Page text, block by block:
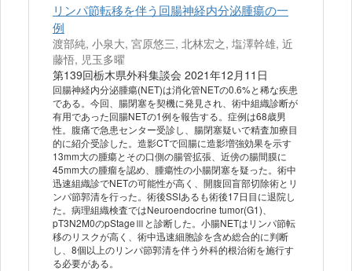
リンパ節転移を伴う回腸神経内分泌腫瘍の一
例
渡部純, 小泉大, 宮原悠三, 北林宏之, 塩澤幹雄, 近
藤悟, 児玉多曜
第139回栃木県外科集談会 2021年12月11日
回腸神経内分泌腫瘍(NET)は消化管NETの0.6%と稀な疾患
である。今回、腸閉塞を契機に発見され、術中組織診断が
有用であった回腸NETの1例を報告する。症例は68歳男
性。腹痛で急患センター受診し、腸閉塞疑いで精査加療目
的に紹介受診した。造影CTで回腸に造影増強効果を示す
13mm大の腫瘍とその口側の腸管拡張、近傍の腸間膜に
45mm大の腫瘤を認め、腫瘍性の小腸閉塞を疑った。術中
迅速組織診でNETの可能性が高く、開腹回盲部切除術とリ
ンパ節郭清を行った。術後SSIあるも術後17日目に退院し
た。病理組織検査ではNeuroendocrine tumor(G1)、
pT3N2M0のpStageⅢと診断した。小腸NETはリンパ節転
移のリスクが高く、術中迅速細胞診を含め総合的に判断
し、8個以上のリンパ節郭清を伴う外科的根治術を施行す
る必要がある。